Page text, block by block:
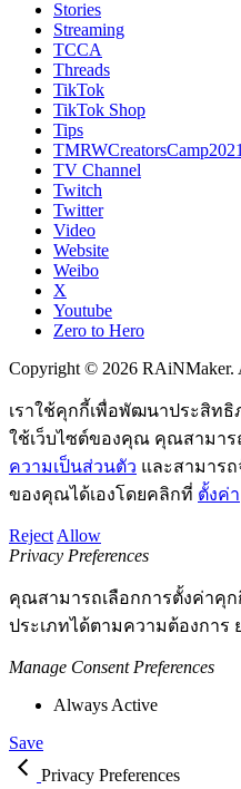
Stories
Streaming
TCCA
Threads
TikTok
TikTok Shop
Tips
TMRWCreatorsCamp2021
TV Channel
Twitch
Twitter
Video
Website
Weibo
X
Youtube
Zero to Hero
Copyright © 2026 RAiNMaker.
เราใช้คุกกี้เพื่อพัฒนาประสิท
ใช้เว็บไซต์ของคุณ คุณสามาร
ความเป็นส่วนตัว และสามารถ
ของคุณได้เองโดยคลิกที่ ตั้งค่า
Reject Allow
Privacy Preferences
คุณสามารถเลือกการตั้งค่าคุ
ประเภทได้ตามความต้องการ
Manage Consent Preferences
Always Active
Save
Privacy Preferences